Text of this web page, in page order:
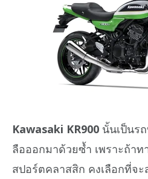
Kawasaki KR900 นั้นเป็นร
ลือออกมาด้วยซ้ำ เพราะถ้าท
สปอร์ตคลาสสิก คงเลือกที่จ